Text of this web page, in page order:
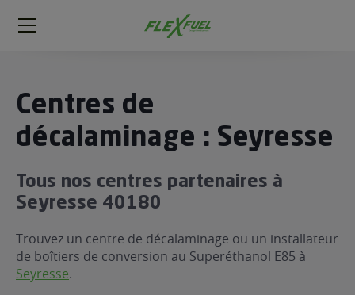
FlexFuel
Méga
du carburant avec
garagiste
Centres de
décalaminage : Seyresse
Tous nos centres partenaires à
Seyresse 40180
Trouvez un centre de décalaminage ou un installateur
de boîtiers de conversion au Superéthanol E85 à
Seyresse.